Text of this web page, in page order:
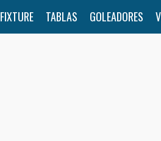
FIXTURE TABLAS GOLEADORES